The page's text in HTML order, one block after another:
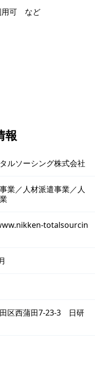
用可 など
報
ルソーシング株式会社
業／人材派遣事業／人
totalsourcin
区西蒲田7-23-3 日研